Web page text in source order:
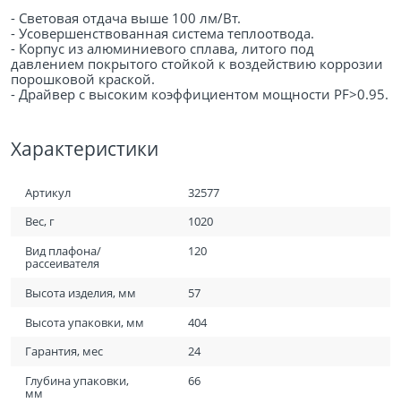
- Световая отдача выше 100 лм/Вт.
- Усовершенствованная система теплоотвода.
- Корпус из алюминиевого сплава, литого под
давлением покрытого стойкой к воздействию коррозии
порошковой краской.
- Драйвер с высоким коэффициентом мощности PF>0.95.
Характеристики
Артикул
32577
Вес, г
1020
Вид плафона/
рассеивателя
120
Высота изделия, мм
57
Высота упаковки, мм
404
Гарантия, мес
24
Глубина упаковки,
мм
66